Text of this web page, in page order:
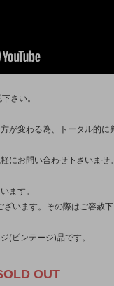
さい。
が変わる為、トータル的に
にお問い合わせ下さいませ。
ます。
います。その際はご容赦下
(ビンテージ)品です。
OUT